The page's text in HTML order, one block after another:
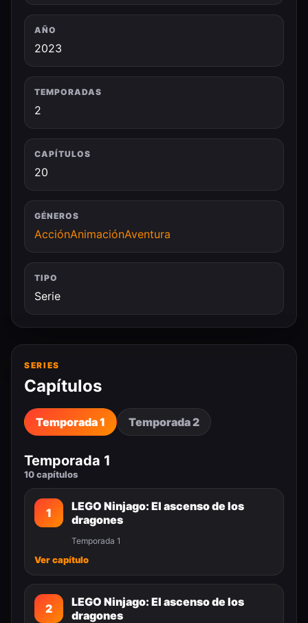
AÑO
2023
TEMPORADAS
2
CAPÍTULOS
20
GÉNEROS
AcciónAnimaciónAventura
TIPO
Serie
SERIES
Capítulos
Temporada 1 Temporada 2
Temporada 1
10 capítulos
1
LEGO Ninjago: El ascenso de los
dragones
Temporada 1
Ver capítulo
2
LEGO Ninjago: El ascenso de los
dragones